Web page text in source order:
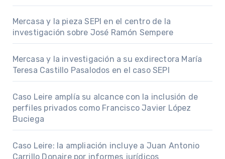
Mercasa y la pieza SEPI en el centro de la
investigación sobre José Ramón Sempere
Mercasa y la investigación a su exdirectora María
Teresa Castillo Pasalodos en el caso SEPI
Caso Leire amplía su alcance con la inclusión de
perfiles privados como Francisco Javier López
Buciega
Caso Leire: la ampliación incluye a Juan Antonio
Carrillo Donaire por informes jurídicos